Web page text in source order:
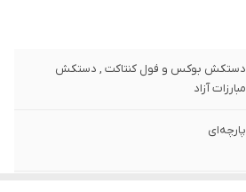
دستکش بوکس و فول کنتاکت , دستکش
مبارزات آزاد
پارچه‌ای